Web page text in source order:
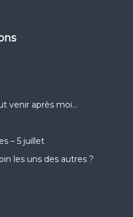
venir après moi…
– 5 juillet
les uns des autres ?